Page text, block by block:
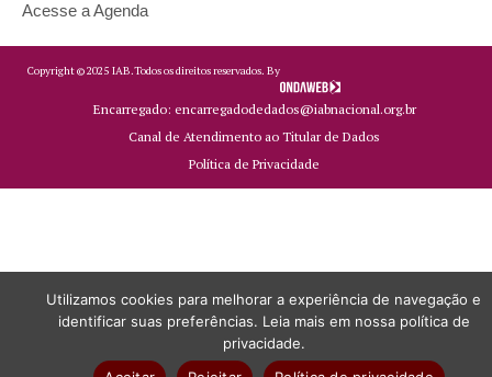
Acesse a Agenda
Copyright ©2025 IAB.Todos os direitos reservados. By
Encarregado: encarregadodedados@iabnacional.org.br
Canal de Atendimento ao Titular de Dados
Política de Privacidade
Utilizamos cookies para melhorar a experiência de navegação e
identificar suas preferências. Leia mais em nossa política de
privacidade.